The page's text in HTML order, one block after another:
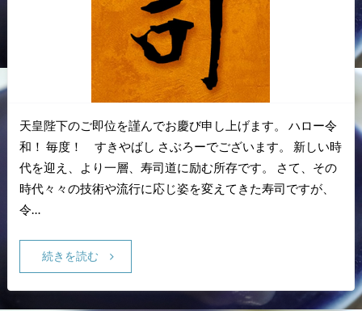
天皇陛下のご即位を謹んでお慶び申し上げます。 ハロー令
和！ 毎度！ すきやばし さぶろーでございます。 新しい時
代を迎え、より一層、寿司道に励む所存です。 さて、その
時代々々の技術や流行に応じ姿を変えてきた寿司ですが、
令…
続きを読む